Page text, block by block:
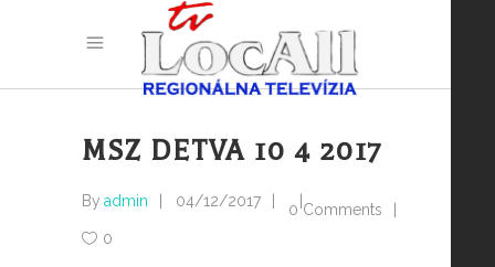
MSZ DETVA 10 4 2017
By admin 04/12/2017
0 Comments
0